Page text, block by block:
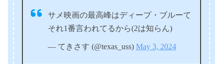
サメ映画の最高峰はディープ・ブルーて
それ1番言われてるから(2は知らん)
— てきさす (@texas_uss) May 3, 2024